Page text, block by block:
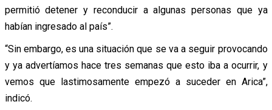
permitió detener y reconducir a algunas personas que ya
habían ingresado al país”.
“Sin embargo, es una situación que se va a seguir provocando
y ya advertíamos hace tres semanas que esto iba a ocurrir, y
vemos que lastimosamente empezó a suceder en Arica”,
indicó.